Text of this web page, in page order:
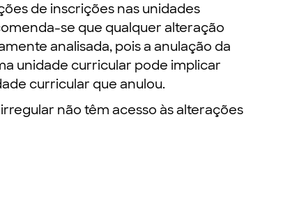
de inscrições nas unidades
se que qualquer alteração
analisada, pois a anulação da
unidade curricular pode implicar
curricular que anulou.
não têm acesso às alterações